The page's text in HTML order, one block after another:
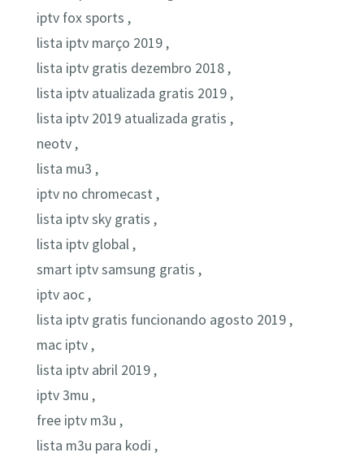
iptv fox sports ,
lista iptv março 2019 ,
lista iptv gratis dezembro 2018 ,
lista iptv atualizada gratis 2019 ,
lista iptv 2019 atualizada gratis ,
neotv ,
lista mu3 ,
iptv no chromecast ,
lista iptv sky gratis ,
lista iptv global ,
smart iptv samsung gratis ,
iptv aoc ,
lista iptv gratis funcionando agosto 2019 ,
mac iptv ,
lista iptv abril 2019 ,
iptv 3mu ,
free iptv m3u ,
lista m3u para kodi ,